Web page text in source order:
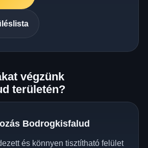
végzünk
területén?
Bodrogkisfalud
és könnyen tisztítható felület